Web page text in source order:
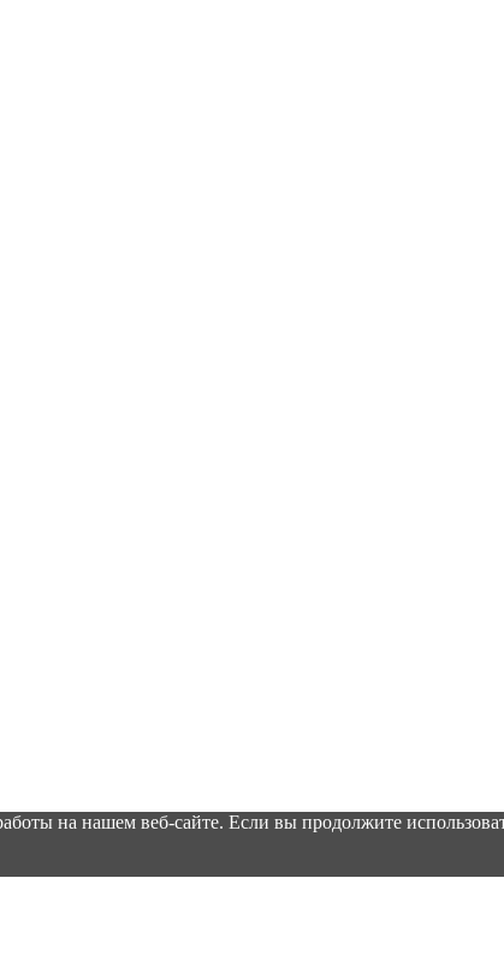
на нашем веб-сайте. Если вы продолжите